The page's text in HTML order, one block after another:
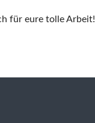
für eure tolle Arbeit!